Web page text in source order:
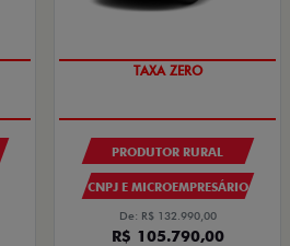
TAXA ZERO
PRODUTOR RURAL
CNPJ E MICROEMPRESÁRIO
De: R$ 132.990,00
R$ 105.790,00